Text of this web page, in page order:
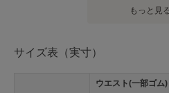
ハンドバッグ等の洋品雑貨、靴な
【お洗濯について】
もっと見
サイズ表（実寸）
ウエスト(一部ゴム)